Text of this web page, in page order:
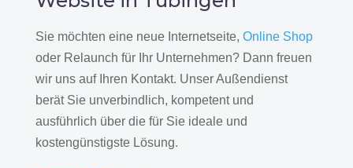
Sie möchten eine neue Internetseite, Online Shop
oder Relaunch für Ihr Unternehmen? Dann freuen
wir uns auf Ihren Kontakt. Unser Außendienst
berät Sie unverbindlich, kompetent und
ausführlich über die für Sie ideale und
kostengünstigste Lösung.